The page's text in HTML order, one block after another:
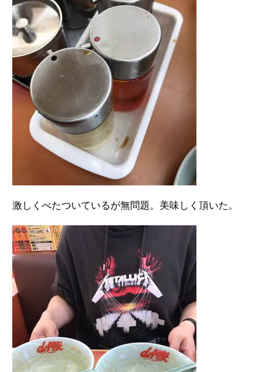
激しくべたついているが無問題。美味しく頂いた。